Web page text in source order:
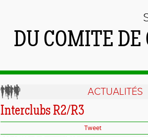
DU COMITE
ACTUALITÉS
Interclubs R2/R3
Tweet